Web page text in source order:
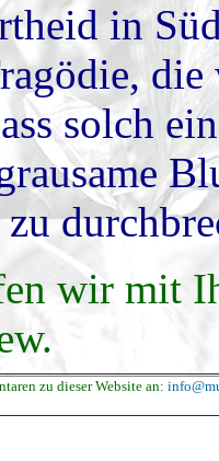
in
solch
wir mit
zu dieser Website an: